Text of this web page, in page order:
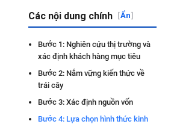
Các nội dung chính [Ẩn]
Bước 1: Nghiên cứu thị trường và
xác định khách hàng mục tiêu
Bước 2: Nắm vững kiến thức về
trái cây
Bước 3: Xác định nguồn vốn
Bước 4: Lựa chọn hình thức kinh